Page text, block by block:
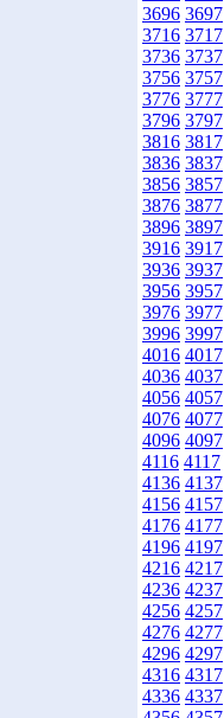
3696 3697
3716 3717
3736 3737
3756 3757
3776 3777
3796 3797
3816 3817
3836 3837
3856 3857
3876 3877
3896 3897
3916 3917
3936 3937
3956 3957
3976 3977
3996 3997
4016 4017
4036 4037
4056 4057
4076 4077
4096 4097
4116 4117
4136 4137
4156 4157
4176 4177
4196 4197
4216 4217
4236 4237
4256 4257
4276 4277
4296 4297
4316 4317
4336 4337